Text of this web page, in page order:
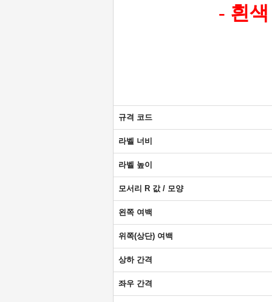
- 흰
규격 코드
라벨 너비
라벨 높이
모서리 R 값 / 모양
왼쪽 여백
위쪽(상단) 여백
상하 간격
좌우 간격